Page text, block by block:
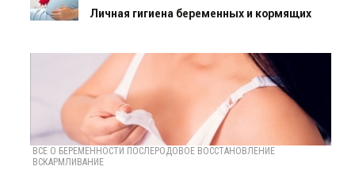
Личная гигиена беременных и кормящих
ВСЕ О БЕРЕМЕННОСТИ ПОСЛЕРОДОВОЕ ВОССТАНОВЛЕНИЕ
ВСКАРМЛИВАНИЕ